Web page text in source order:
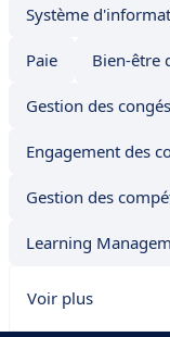
Système
Paie Bien-être
Gestion des
Engagement des
Gestion des
Learning
Voir plus